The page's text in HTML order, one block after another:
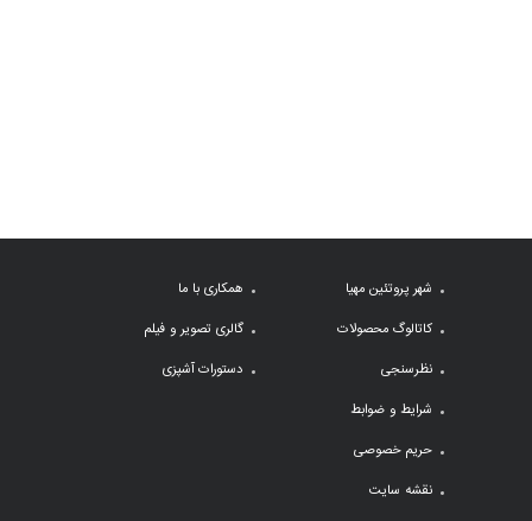
شهر پروتئین مهیا
کاتالوگ محصولات
نظرسنجی
همکاری با ما
گالری تصویر و فیلم
دستورات آشپزی
شرایط و ضوابط
حریم خصوصی
نقشه سایت